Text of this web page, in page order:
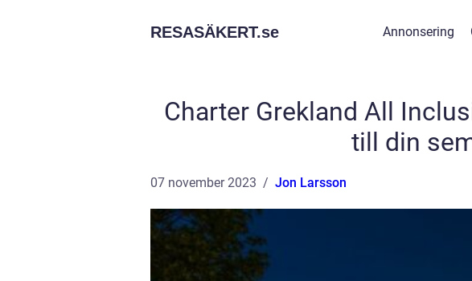
RESASÄKERT.se Annonsering
Charter Grekland All
till din
07 november 2023 Jon Larsson